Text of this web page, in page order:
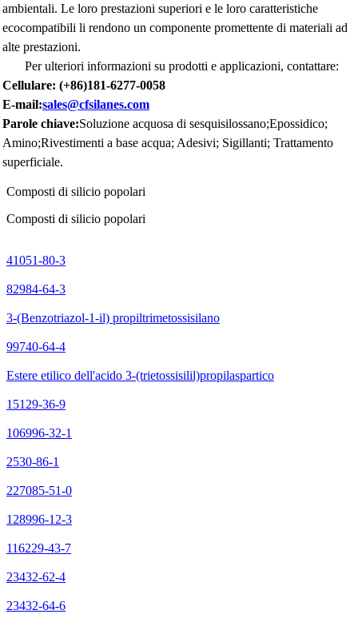
ambientali. Le loro prestazioni superiori e le loro caratteristiche
ecocompatibili li rendono un componente promettente di materiali ad
alte prestazioni.
Per ulteriori informazioni su prodotti e applicazioni, contattare:
Cellulare: (+86)181-6277-0058
E-mail:sales@cfsilanes.com
Parole chiave:Soluzione acquosa di sesquisilossano;Epossidico;
Amino;Rivestimenti a base acqua; Adesivi; Sigillanti; Trattamento
superficiale.
Composti di silicio popolari
Composti di silicio popolari
41051-80-3
82984-64-3
3-(Benzotriazol-1-il) propiltrimetossisilano
99740-64-4
Estere etilico dell'acido 3-(trietossisilil)propilaspartico
15129-36-9
106996-32-1
2530-86-1
227085-51-0
128996-12-3
116229-43-7
23432-62-4
23432-64-6